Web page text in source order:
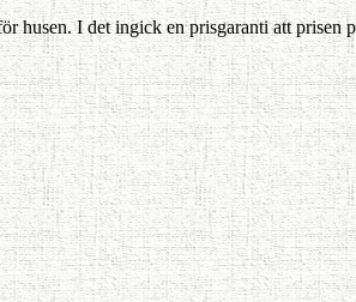
I det ingick en prisgaranti att prisen